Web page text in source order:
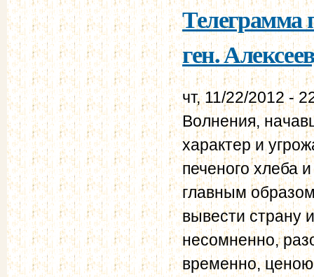
Телеграмма
ген.
чт, 11/22/2012 -
Волнения,
характер и
печеного хлеба
главным
вывести страну
несомненно,
временно,